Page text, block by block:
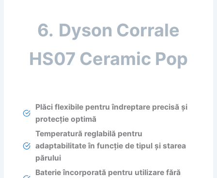
6. Dyson Corrale
HS07 Ceramic Pop
Plăci flexibile pentru îndreptare precisă și
protecție optimă
Temperatură reglabilă pentru
adaptabilitate în funcție de tipul și starea
părului
Baterie încorporată pentru utilizare fără